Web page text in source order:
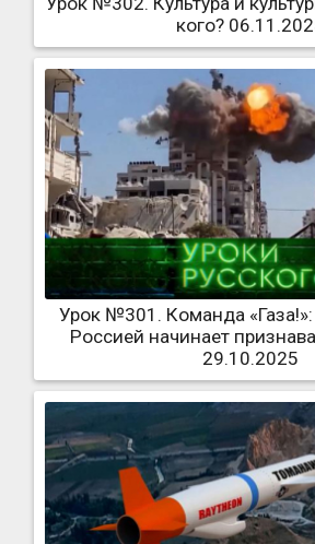
кого?
Урок №301. Команда
Россией начинает
29.10.2025